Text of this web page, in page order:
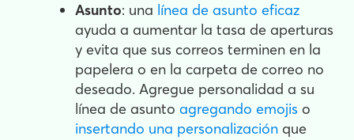
Asunto: una línea de asunto eficaz
ayuda a aumentar la tasa de aperturas
y evita que sus correos terminen en la
papelera o en la carpeta de correo no
deseado. Agregue personalidad a su
línea de asunto agregando emojis o
insertando una personalización que